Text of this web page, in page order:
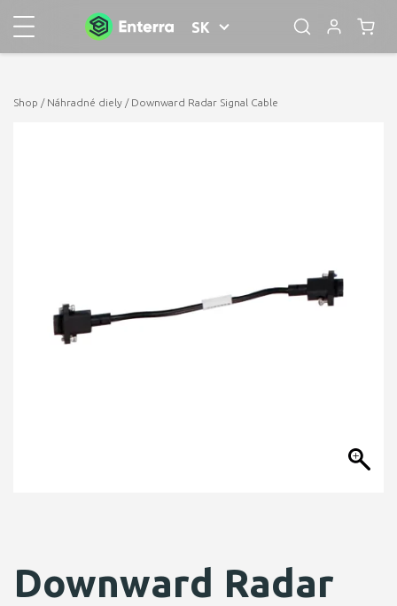
SK
Shop / Náhradné diely / Downward Radar Signal Cable
Downward Radar